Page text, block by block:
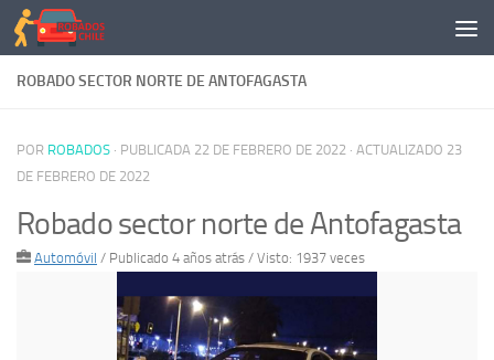
Saltar al contenido
ROBADO SECTOR NORTE DE ANTOFAGASTA
POR ROBADOS · PUBLICADA 22 DE FEBRERO DE 2022 · ACTUALIZADO 23
DE FEBRERO DE 2022
Robado sector norte de Antofagasta
Automóvil / Publicado 4 años atrás / Visto: 1937 veces